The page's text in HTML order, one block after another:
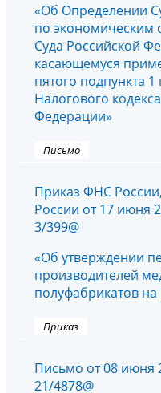
«Об Определении
по экономическим
Суда Российской
касающемуся
пятого подпункта 1
Налогового
Федерации»
Письмо
Приказ ФНС
России от 17 июня
3/399@
«Об утверждении
производителей
полуфабрикатов на
Приказ
Письмо от 08 июня
21/4878@